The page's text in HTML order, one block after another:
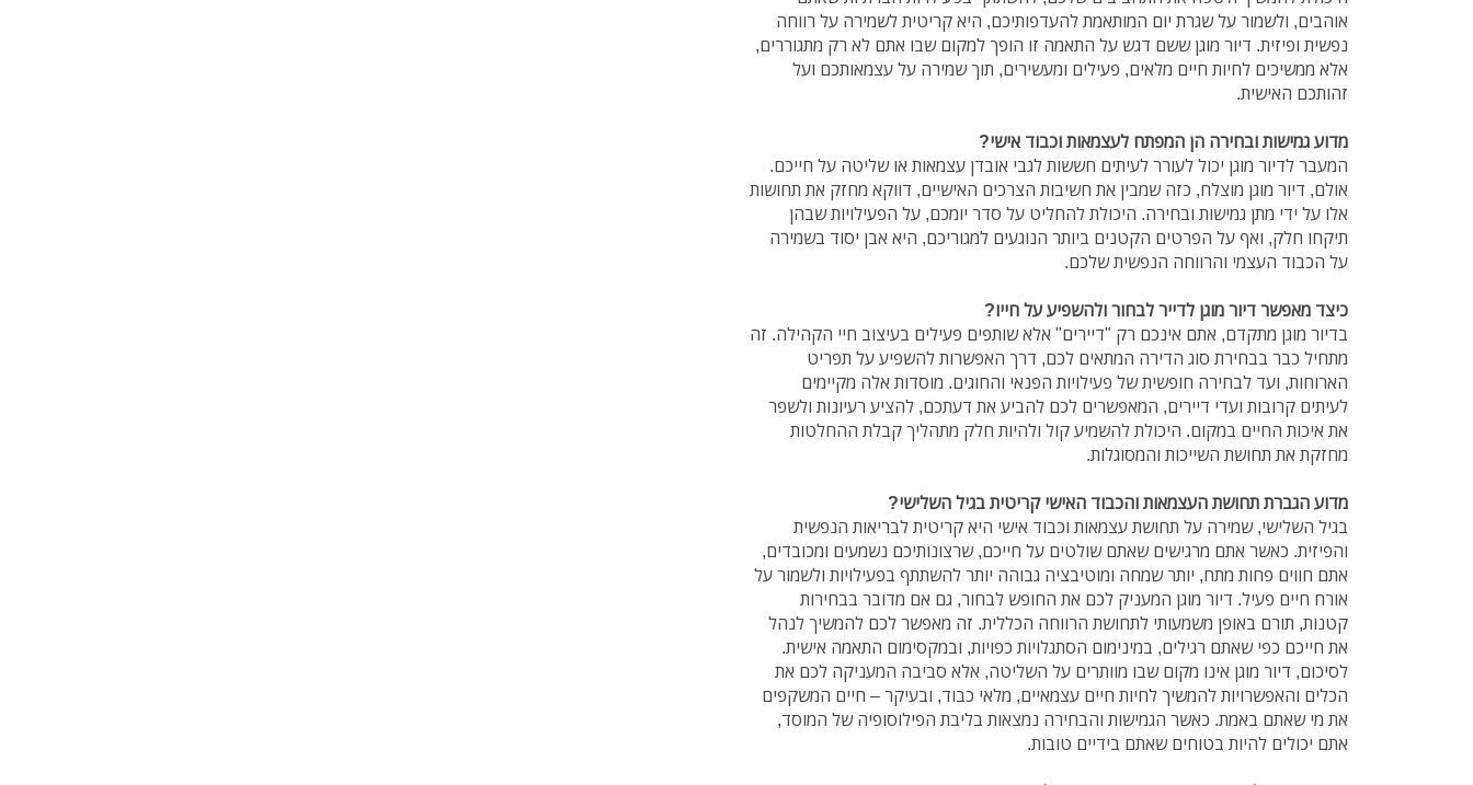
אוהבים, ולשמור על שגרת יום המותאמת להעדפותיכם, היא קריטית לשמירה על רווחה
נפשית ופיזית. דיור מוגן ששם דגש על התאמה זו הופך למקום שבו אתם לא רק מתגוררים,
אלא ממשיכים לחיות חיים מלאים, פעילים ומעשירים, תוך שמירה על עצמאותכם ועל
זהותכם האישית.
מדוע גמישות ובחירה הן המפתח לעצמאות וכבוד אישי?
המעבר לדיור מוגן יכול לעורר לעיתים חששות לגבי אובדן עצמאות או שליטה על חייכם.
אולם, דיור מוגן מוצלח, כזה שמבין את חשיבות הצרכים האישיים, דווקא מחזק את תחושות
אלו על ידי מתן גמישות ובחירה. היכולת להחליט על סדר יומכם, על הפעילויות שבהן
תיקחו חלק, ואף על הפרטים הקטנים ביותר הנוגעים למגוריכם, היא אבן יסוד בשמירה
על הכבוד העצמי והרווחה הנפשית שלכם.
כיצד מאפשר דיור מוגן לדייר לבחור ולהשפיע על חייו?
בדיור מוגן מתקדם, אתם אינכם רק "דיירים" אלא שותפים פעילים בעיצוב חיי הקהילה. זה
מתחיל כבר בבחירת סוג הדירה המתאים לכם, דרך האפשרות להשפיע על תפריט
הארוחות, ועד לבחירה חופשית של פעילויות הפנאי והחוגים. מוסדות אלה מקיימים
לעיתים קרובות ועדי דיירים, המאפשרים לכם להביע את דעתכם, להציע רעיונות ולשפר
את איכות החיים במקום. היכולת להשמיע קול ולהיות חלק מתהליך קבלת ההחלטות
מחזקת את תחושת השייכות והמסוגלות.
מדוע הגברת תחושת העצמאות והכבוד האישי קריטית בגיל השלישי?
בגיל השלישי, שמירה על תחושת עצמאות וכבוד אישי היא קריטית לבריאות הנפשית
והפיזית. כאשר אתם מרגישים שאתם שולטים על חייכם, שרצונותיכם נשמעים ומכובדים,
אתם חווים פחות מתח, יותר שמחה ומוטיבציה גבוהה יותר להשתתף בפעילויות ולשמור על
אורח חיים פעיל. דיור מוגן המעניק לכם את החופש לבחור, גם אם מדובר בבחירות
קטנות, תורם באופן משמעותי לתחושת הרווחה הכללית. זה מאפשר לכם להמשיך לנהל
את חייכם כפי שאתם רגילים, במינימום הסתגלויות כפויות, ובמקסימום התאמה אישית.
לסיכום, דיור מוגן אינו מקום שבו מוותרים על השליטה, אלא סביבה המעניקה לכם את
הכלים והאפשרויות להמשיך לחיות חיים עצמאיים, מלאי כבוד, ובעיקר – חיים המשקפים
את מי שאתם באמת. כאשר הגמישות והבחירה נמצאות בליבת הפילוסופיה של המוסד,
אתם יכולים להיות בטוחים שאתם בידיים טובות.